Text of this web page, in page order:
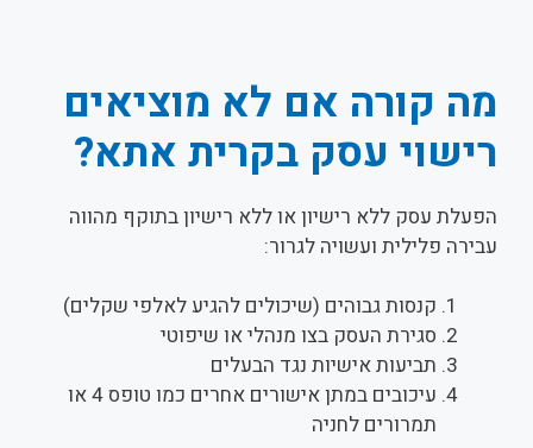
מה קורה אם לא מוציאים
רישוי עסק בקרית אתא?
הפעלת עסק ללא רישיון או ללא רישיון בתוקף מהווה
עבירה פלילית ועשויה לגרור:
קנסות גבוהים (שיכולים להגיע לאלפי שקלים)
סגירת העסק בצו מנהלי או שיפוטי
תביעות אישיות נגד הבעלים
עיכובים במתן אישורים אחרים כמו טופס 4 או
תמרורים לחניה